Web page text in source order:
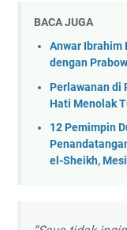
BACA JUGA
Anwar Ibrahim
dengan
Perlawanan di
Hati Menolak
12 Pemimpin
el-Sheikh,